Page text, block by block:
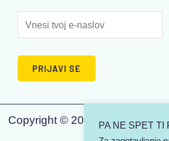
Copyright © 2026 | KJUTSI -
PA NE SPET TI